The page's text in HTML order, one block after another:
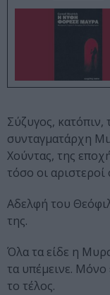
Σύζυγος, κατόπιν,
συνταγματάρχη
Χούντας, της
τόσο οι
Αδελφή του
της.
Όλα τα είδε η
τα υπέμεινε. Μόνο
το τέλος.